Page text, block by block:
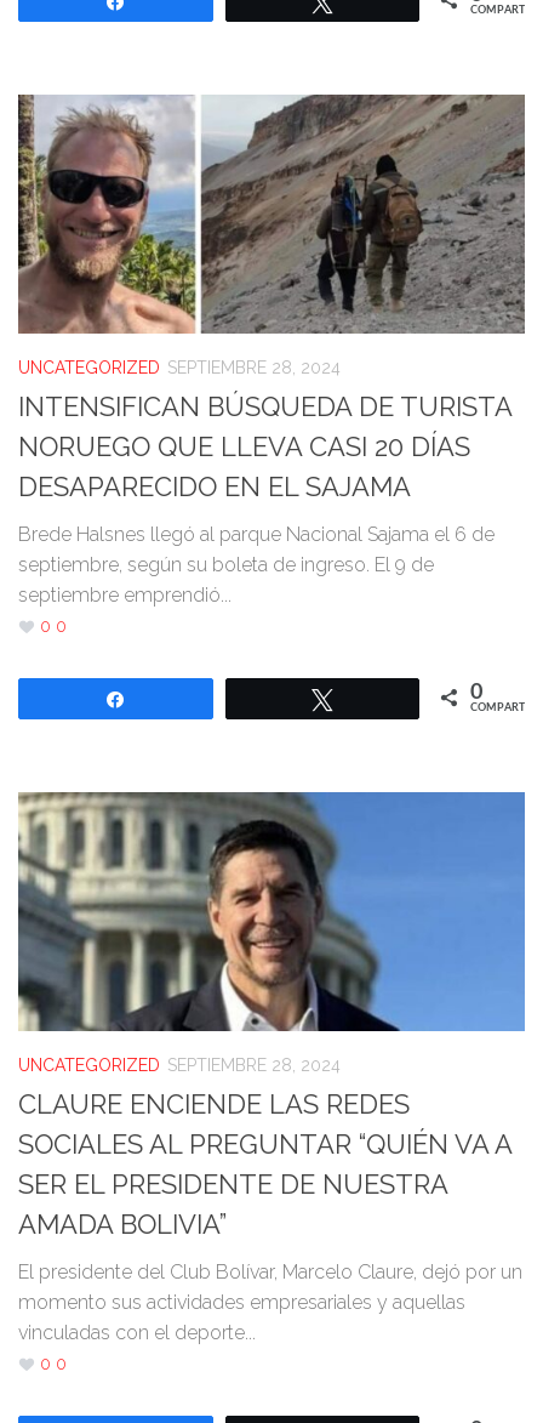
COMPARTIR
UNCATEGORIZED SEPTIEMBRE 28, 2024
INTENSIFICAN BÚSQUEDA DE TURISTA
NORUEGO QUE LLEVA CASI 20 DÍAS
DESAPARECIDO EN EL SAJAMA
Brede Halsnes llegó al parque Nacional Sajama el 6 de
septiembre, según su boleta de ingreso. El 9 de
septiembre emprendió...
0 0
0
COMPARTIR
UNCATEGORIZED SEPTIEMBRE 28, 2024
CLAURE ENCIENDE LAS REDES
SOCIALES AL PREGUNTAR “QUIÉN VA A
SER EL PRESIDENTE DE NUESTRA
AMADA BOLIVIA”
El presidente del Club Bolívar, Marcelo Claure, dejó por un
momento sus actividades empresariales y aquellas
vinculadas con el deporte...
0 0